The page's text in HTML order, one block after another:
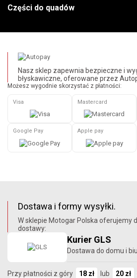
Części do quadów
Nasz sklep zapewnia bezpieczne i
błyskawiczne, oferowane przez
Możesz wygodnie skorzystać z płatności:
Visa Mastercard
Google Pay Apple pay
Dostawa i formy wysyłki.
W sklepie Motogar Polska oferujemy
dostawy:
Kurier GLS
Dostawa do domu i
Przy płatności z góry 18 zł lub 20 zł